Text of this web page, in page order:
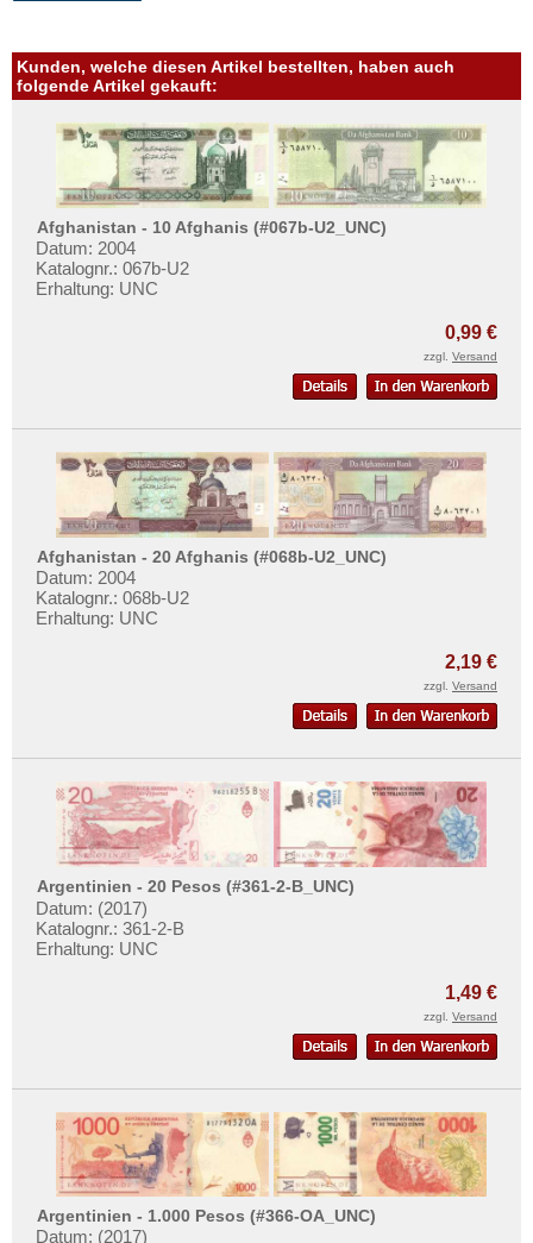
Kunden, welche diesen Artikel bestellten, haben auch
folgende Artikel gekauft:
Afghanistan - 10 Afghanis (#067b-U2_UNC)
Datum: 2004
Katalognr.: 067b-U2
Erhaltung: UNC
0,99 €
zzgl. Versand
Afghanistan - 20 Afghanis (#068b-U2_UNC)
Datum: 2004
Katalognr.: 068b-U2
Erhaltung: UNC
2,19 €
zzgl. Versand
Argentinien - 20 Pesos (#361-2-B_UNC)
Datum: (2017)
Katalognr.: 361-2-B
Erhaltung: UNC
1,49 €
zzgl. Versand
Argentinien - 1.000 Pesos (#366-OA_UNC)
Datum: (2017)